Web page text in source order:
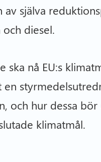
själva
diesel.
nå EU:s
och hur dessa bör
klimatmål.